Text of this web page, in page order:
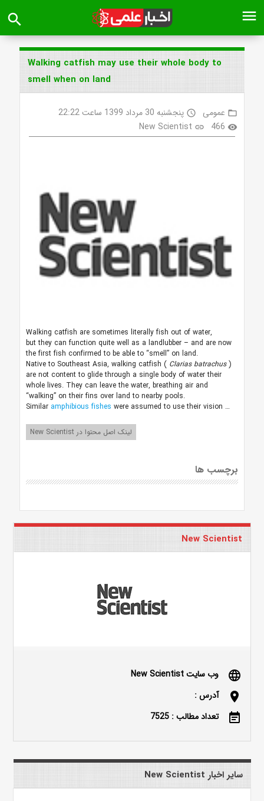
menu
search
Walking catfish may use their whole body to
smell when on land
folder_open عمومی access_time پنجشنبه 30 مرداد 1399 ساعت 22:22
visibility
466
link
New Scientist
Walking catfish are sometimes literally fish out of water,
but they can function quite well as a landlubber – and are now
the first fish confirmed to be able to “smell” on land.
Native to Southeast Asia, walking catfish ( Clarias batrachus)
are not content to glide through a single body of water their
whole lives. They can leave the water, breathing air and
“walking” on their fins over land to nearby pools.
Similar amphibious fishes were assumed to use their vision …
لینک اصل محتوا در New Scientist
برچسب ها
New Scientist
language وب سایت New Scientist
location_on آدرس :
event_note تعداد مطالب : 7525
سایر اخبار New Scientist